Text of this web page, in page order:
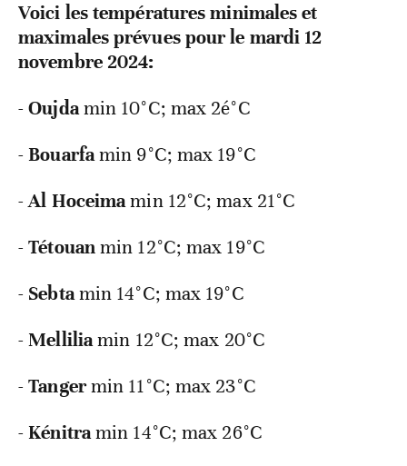
Voici les températures minimales et
maximales prévues pour le mardi 12
novembre 2024:
-Oujdamin 10°C; max 2é°C
-Bouarfamin 9°C; max 19°C
-Al Hoceimamin 12°C; max 21°C
-Tétouanmin 12°C; max 19°C
- Sebtamin 14°C; max 19°C
-Melliliamin 12°C; max 20°C
-Tangermin 11°C; max 23°C
-Kénitramin 14°C; max 26°C